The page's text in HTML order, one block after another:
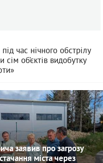
час нічного обстрілу
об’єктів видобутку
заявив про загрозу
міста через